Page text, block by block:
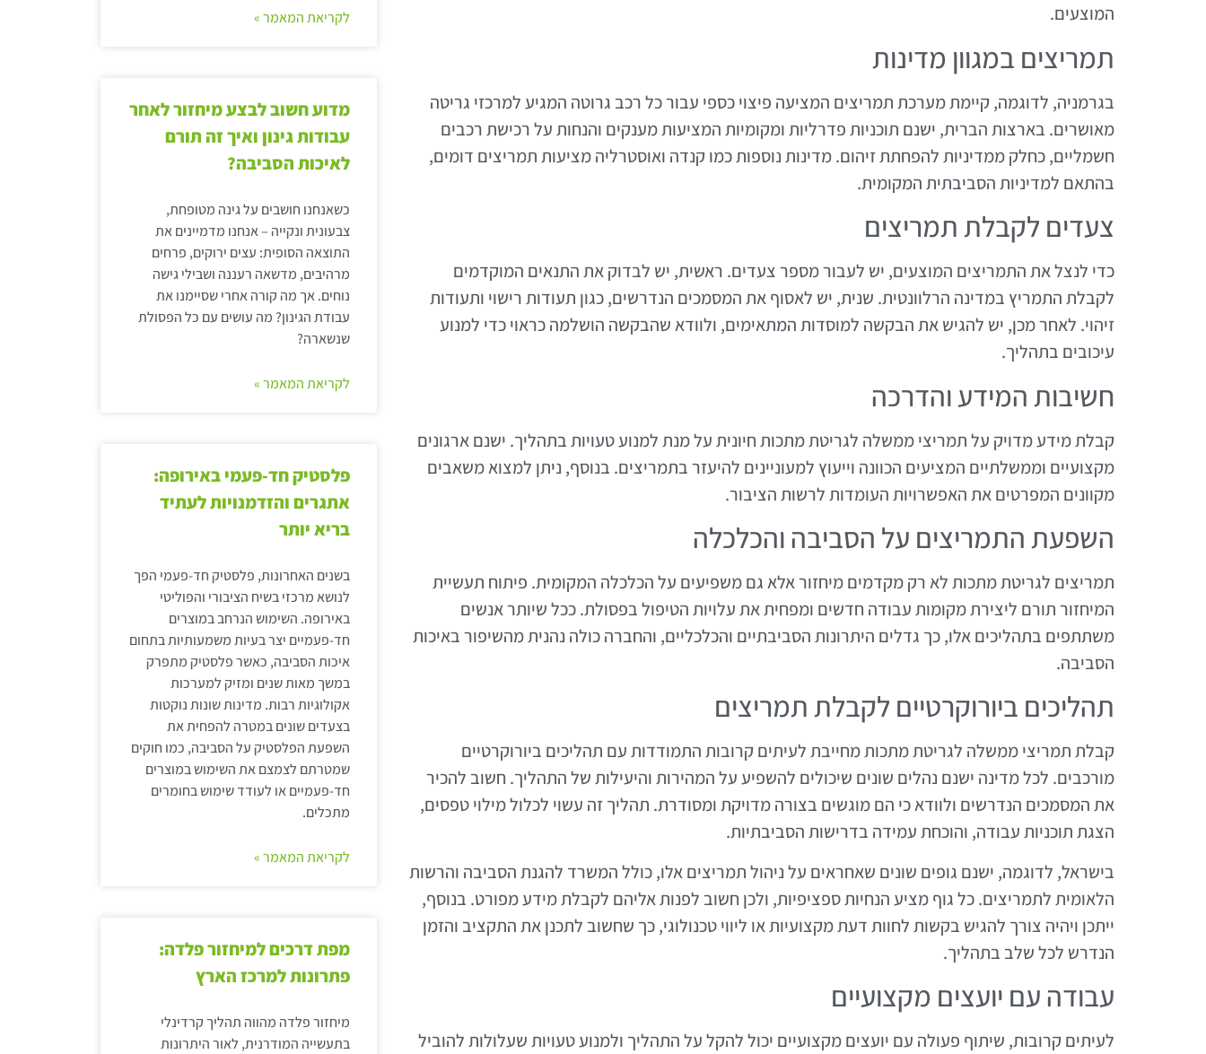
המוצעים.
תמריצים במגוון מדינות
בגרמניה, לדוגמה, קיימת מערכת תמריצים המציעה פיצוי כספי עבור כל רכב גרוטה המגיע למרכזי גריטה
מאושרים. בארצות הברית, ישנם תוכניות פדרליות ומקומיות המציעות מענקים והנחות על רכישת רכבים
חשמליים, כחלק ממדיניות להפחתת זיהום. מדינות נוספות כמו קנדה ואוסטרליה מציעות תמריצים דומים,
בהתאם למדיניות הסביבתית המקומית.
צעדים לקבלת תמריצים
כדי לנצל את התמריצים המוצעים, יש לעבור מספר צעדים. ראשית, יש לבדוק את התנאים המוקדמים
לקבלת התמריץ במדינה הרלוונטית. שנית, יש לאסוף את המסמכים הנדרשים, כגון תעודות רישוי ותעודות
זיהוי. לאחר מכן, יש להגיש את הבקשה למוסדות המתאימים, ולוודא שהבקשה הושלמה כראוי כדי למנוע
עיכובים בתהליך.
חשיבות המידע והדרכה
קבלת מידע מדויק על תמריצי ממשלה לגריטת מתכות חיונית על מנת למנוע טעויות בתהליך. ישנם ארגונים
מקצועיים וממשלתיים המציעים הכוונה וייעוץ למעוניינים להיעזר בתמריצים. בנוסף, ניתן למצוא משאבים
מקוונים המפרטים את האפשרויות העומדות לרשות הציבור.
השפעת התמריצים על הסביבה והכלכלה
תמריצים לגריטת מתכות לא רק מקדמים מיחזור אלא גם משפיעים על הכלכלה המקומית. פיתוח תעשיית
המיחזור תורם ליצירת מקומות עבודה חדשים ומפחית את עלויות הטיפול בפסולת. ככל שיותר אנשים
משתתפים בתהליכים אלו, כך גדלים היתרונות הסביבתיים והכלכליים, והחברה כולה נהנית מהשיפור באיכות
הסביבה.
תהליכים ביורוקרטיים לקבלת תמריצים
קבלת תמריצי ממשלה לגריטת מתכות מחייבת לעיתים קרובות התמודדות עם תהליכים ביורוקרטיים
מורכבים. לכל מדינה ישנם נהלים שונים שיכולים להשפיע על המהירות והיעילות של התהליך. חשוב להכיר
את המסמכים הנדרשים ולוודא כי הם מוגשים בצורה מדויקת ומסודרת. תהליך זה עשוי לכלול מילוי טפסים,
הצגת תוכניות עבודה, והוכחת עמידה בדרישות הסביבתיות.
בישראל, לדוגמה, ישנם גופים שונים שאחראים על ניהול תמריצים אלו, כולל המשרד להגנת הסביבה והרשות
הלאומית לתמריצים. כל גוף מציע הנחיות ספציפיות, ולכן חשוב לפנות אליהם לקבלת מידע מפורט. בנוסף,
ייתכן ויהיה צורך להגיש בקשות לחוות דעת מקצועיות או ליווי טכנולוגי, כך שחשוב לתכנן את התקציב והזמן
הנדרש לכל שלב בתהליך.
עבודה עם יועצים מקצועיים
לעיתים קרובות, שיתוף פעולה עם יועצים מקצועיים יכול להקל על התהליך ולמנוע טעויות שעלולות להוביל
לקריאת המאמר »
מדוע חשוב לבצע מיחזור לאחר
עבודות גינון ואיך זה תורם
לאיכות הסביבה?
כשאנחנו חושבים על גינה מטופחת,
צבעונית ונקייה – אנחנו מדמיינים את
התוצאה הסופית: עצים ירוקים, פרחים
מרהיבים, מדשאה רעננה ושבילי גישה
נוחים. אך מה קורה אחרי שסיימנו את
עבודת הגינון? מה עושים עם כל הפסולת
שנשארה?
לקריאת המאמר »
פלסטיק חד-פעמי באירופה:
אתגרים והזדמנויות לעתיד
בריא יותר
בשנים האחרונות, פלסטיק חד-פעמי הפך
לנושא מרכזי בשיח הציבורי והפוליטי
באירופה. השימוש הנרחב במוצרים
חד-פעמיים יצר בעיות משמעותיות בתחום
איכות הסביבה, כאשר פלסטיק מתפרק
במשך מאות שנים ומזיק למערכות
אקולוגיות רבות. מדינות שונות נוקטות
בצעדים שונים במטרה להפחית את
השפעת הפלסטיק על הסביבה, כמו חוקים
שמטרתם לצמצם את השימוש במוצרים
חד-פעמיים או לעודד שימוש בחומרים
מתכלים.
לקריאת המאמר »
מפת דרכים למיחזור פלדה:
פתרונות למרכז הארץ
מיחזור פלדה מהווה תהליך קרדינלי
בתעשייה המודרנית, לאור היתרונות